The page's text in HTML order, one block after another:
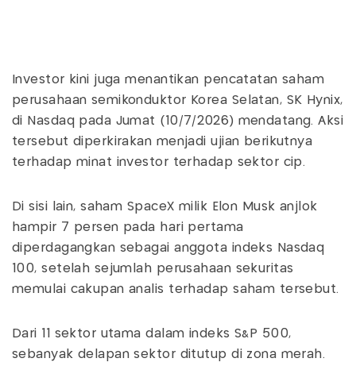
Investor kini juga menantikan pencatatan saham
perusahaan semikonduktor Korea Selatan, SK Hynix,
di Nasdaq pada Jumat (10/7/2026) mendatang. Aksi
tersebut diperkirakan menjadi ujian berikutnya
terhadap minat investor terhadap sektor cip.
Di sisi lain, saham SpaceX milik Elon Musk anjlok
hampir 7 persen pada hari pertama
diperdagangkan sebagai anggota indeks Nasdaq
100, setelah sejumlah perusahaan sekuritas
memulai cakupan analis terhadap saham tersebut.
Dari 11 sektor utama dalam indeks S&P 500,
sebanyak delapan sektor ditutup di zona merah.